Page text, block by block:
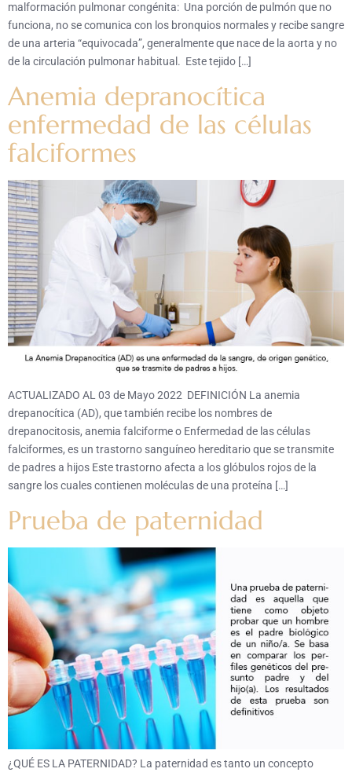
malformación pulmonar congénita: Una porción de pulmón que no
funciona, no se comunica con los bronquios normales y recibe sangre
de una arteria “equivocada”, generalmente que nace de la aorta y no
de la circulación pulmonar habitual. Este tejido […]
Anemia depranocítica
enfermedad de las células
falciformes
ACTUALIZADO AL 03 de Mayo 2022 DEFINICIÓN La anemia
drepanocítica (AD), que también recibe los nombres de
drepanocitosis, anemia falciforme o Enfermedad de las células
falciformes, es un trastorno sanguíneo hereditario que se transmite
de padres a hijos Este trastorno afecta a los glóbulos rojos de la
sangre los cuales contienen moléculas de una proteína […]
Prueba de paternidad
¿QUÉ ES LA PATERNIDAD? La paternidad es tanto un concepto